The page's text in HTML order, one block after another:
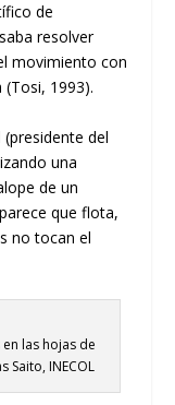
de
resolver
movimiento con
1993).
del
una
de un
que flota,
no tocan el
las hojas de
Saito, INECOL